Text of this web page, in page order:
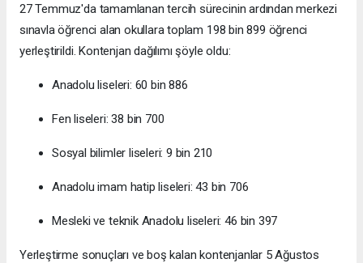
27 Temmuz'da tamamlanan tercih sürecinin ardından merkezi
sınavla öğrenci alan okullara toplam 198 bin 899 öğrenci
yerleştirildi. Kontenjan dağılımı şöyle oldu:
Anadolu liseleri: 60 bin 886
Fen liseleri: 38 bin 700
Sosyal bilimler liseleri: 9 bin 210
Anadolu imam hatip liseleri: 43 bin 706
Mesleki ve teknik Anadolu liseleri: 46 bin 397
Yerleştirme sonuçları ve boş kalan kontenjanlar 5 Ağustos